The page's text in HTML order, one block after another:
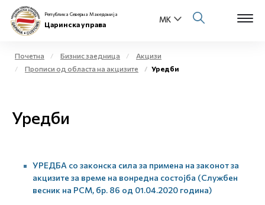
Физички лица
Open
Е-Царина
Република Северна Македонија
Царинска управа
Почетна Бизнис заедница
Акцизи
Прописи од областа на акцизите
Уредби
Уредби
УРЕДБА со законска сила за примена на законот за
акцизите за време на вонредна состојба (Службен
весник на РСМ, бр. 86 од 01.04.2020 година)